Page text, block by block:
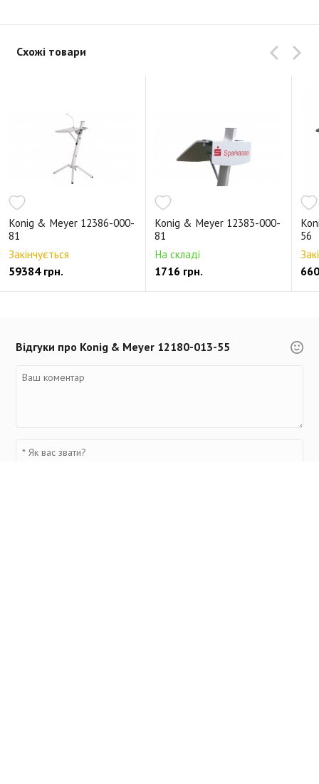
Схожі товари
Konig & Meyer 12386-000-
81
Закінчується
59384 грн.
Konig & Meyer 12383-000-
81
На складі
1716 грн.
56
Відгуки про Konig & Meyer 12180-013-55